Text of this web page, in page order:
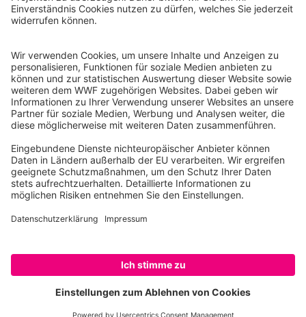
SPENDEN
Reinhardtstr. 18
10117 Berlin
Ihre Spende kann steuerlich geltend gemacht werden
Registriert als Stiftung WWF Deutschland, Senatsverwaltung für
Justiz Berlin, Az: 3416/976/2
Umsatzsteuer-Identifikationsnummer: DE 114236103
Freistellungsbescheid: Als gemeinnützige Körperschaft befreit
von der Körperschaftssteuer gem. §5 I 9 KStg. unter der
Steuernummer 27/641/09321